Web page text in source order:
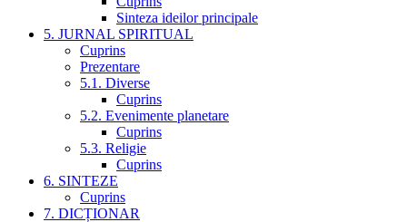
Sinteza ideilor principale
5. JURNAL SPIRITUAL
Cuprins
Prezentare
5.1. Diverse
Cuprins
5.2. Evenimente planetare
Cuprins
5.3. Religie
Cuprins
6. SINTEZE
Cuprins
7. DICȚIONAR